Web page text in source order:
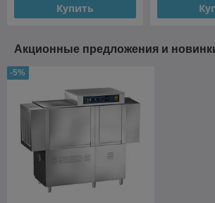
Купить
Акционные предложения и
-5%